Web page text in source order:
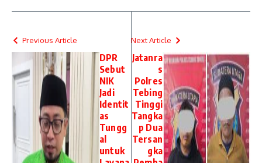
Previous Article
DPR
Sebut
NIK
Jadi
Identit
as
Tungg
al
untuk
Next Article
Jatanra
s
Polres
Tebing
Tinggi
Tangka
p Dua
Tersan
gka